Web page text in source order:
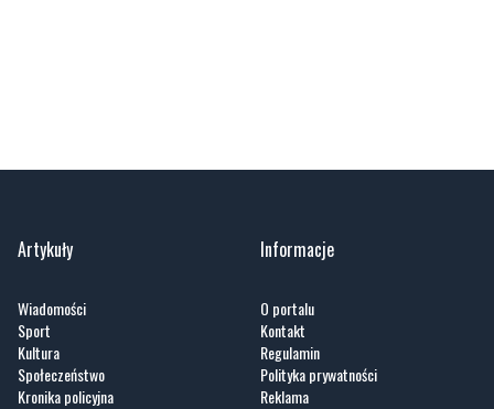
Artykuły
Wiadomości
Sport
Kultura
Społeczeństwo
Kronika policyjna
Informacje
O portalu
Kontakt
Regulamin
Polityka prywatności
Reklama